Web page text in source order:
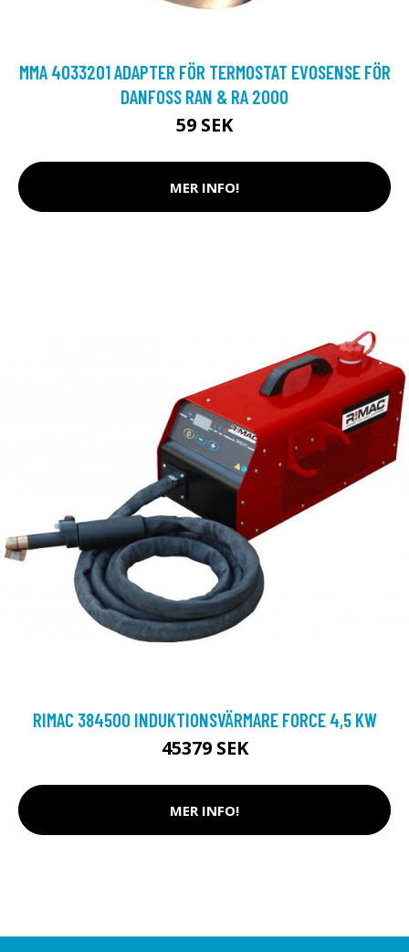
MMA 4033201 ADAPTER FÖR TERMOSTAT EVOSENSE FÖR
DANFOSS RAN & RA 2000
59 SEK
MER INFO!
RIMAC 384500 INDUKTIONSVÄRMARE FORCE 4,5 KW
45379 SEK
MER INFO!